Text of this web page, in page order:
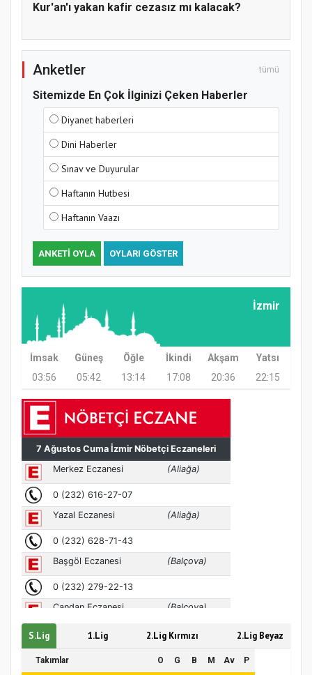
Samsun Atakum’da Yaz Kur’an Kursu
Kapanış Programı
Samsun Atakum’da Ayasofya Camii
Türkiye’de insanlar dinle bağlarını
koparıyor mu?
Kur'an'ı yakan kafir cezasız mı kalacak?
Anketler tümü
Sitemizde En Çok İlginizi Çeken Haberler
Diyanet haberleri
Dini Haberler
Sınav ve Duyurular
Haftanın Hutbesi
Haftanın Vaazı
ANKETI OYLA OYLARI GÖSTER
İzmir
İmsak Güneş Öğle İkindi Akşam
Yatsı
03:56
05:42 13:14 17:08 20:36 22:15
S.Lig 1.Lig 2.Lig Kırmızı 2.Lig Beyaz
Takımlar O G B M Av P